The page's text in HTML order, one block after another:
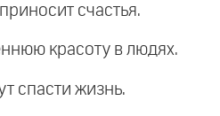
счастья.
красоту в людях.
спасти жизнь.